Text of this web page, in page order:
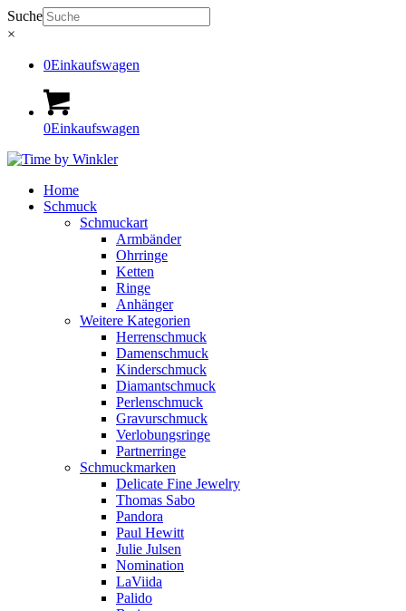
Suche
×
0Einkaufswagen
0Einkaufswagen
Home
Schmuck
Schmuckart
Armbänder
Ohrringe
Ketten
Ringe
Anhänger
Weitere Kategorien
Herrenschmuck
Damenschmuck
Kinderschmuck
Diamantschmuck
Perlenschmuck
Gravurschmuck
Verlobungsringe
Partnerringe
Schmuckmarken
Delicate Fine Jewelry
Thomas Sabo
Pandora
Paul Hewitt
Julie Julsen
Nomination
LaViida
Palido